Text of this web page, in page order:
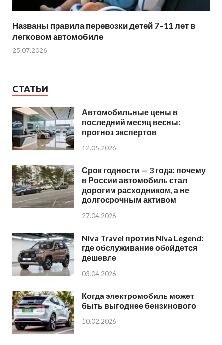
Названы правила перевозки детей 7–11 лет в
легковом автомобиле
25.07.2026
СТАТЬИ
Автомобильные цены в
последний месяц весны:
прогноз экспертов
12.05.2026
Срок годности — 3 года: почему
в России автомобиль стал
дорогим расходником, а не
долгосрочным активом
27.04.2026
Niva Travel против Niva Legend:
где обслуживание обойдется
дешевле
03.04.2026
Когда электромобиль может
быть выгоднее бензинового
10.02.2026